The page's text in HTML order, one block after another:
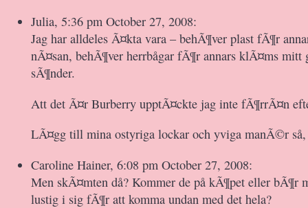
Julia, 5:36 pm October 27, 2008:
Jag har alldeles Ã¤kta vara – behÃ¶ver plast fÃ¶r
nÃ¤san, behÃ¶ver herrbågar fÃ¶r annars klÃ¤ms mitt
sÃ¶nder.
Att det Ã¤r Burberry upptÃ¤ckte jag inte fÃ¶rrÃ¤n
LÃ¤gg till mina ostyriga lockar och yviga manÃ©r
Caroline Hainer, 6:08 pm October 27, 2008:
Men skÃ¤mten då? Kommer de på kÃ¶pet eller bÃ¶r
lustig i sig fÃ¶r att komma undan med det hela?